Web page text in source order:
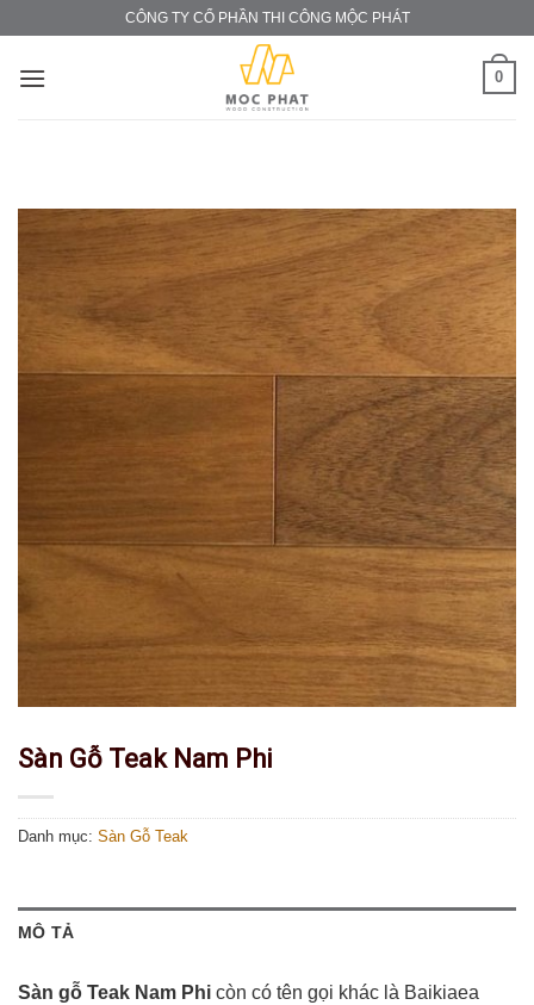
content
CÔNG TY CỔ PHẦN THI CÔNG MỘC PHÁT
0
Sàn Gỗ Teak Nam Phi
Danh mục: Sàn Gỗ Teak
MÔ TẢ
Sàn gỗ Teak Nam Phi còn có tên gọi khác là Baikiaea